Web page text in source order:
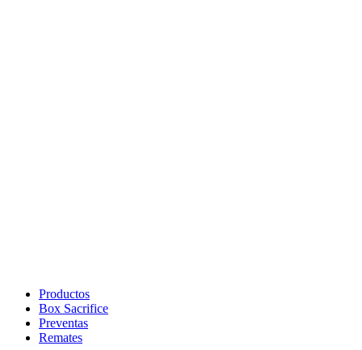
Productos
Box Sacrifice
Preventas
Remates